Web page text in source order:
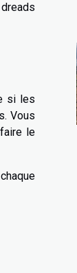
si les
Vous
le